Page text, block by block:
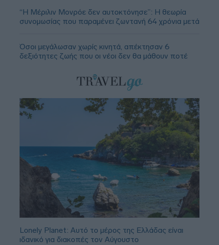
“Η Μέριλιν Μονρόε δεν αυτοκτόνησε”: Η θεωρία
συνομωσίας που παραμένει ζωντανή 64 χρόνια μετά
Όσοι μεγάλωσαν χωρίς κινητά, απέκτησαν 6
δεξιότητες ζωής που οι νέοι δεν θα μάθουν ποτέ
Lonely Planet: Αυτό το μέρος της Ελλάδας είναι
ιδανικό για διακοπές τον Αύγουστο